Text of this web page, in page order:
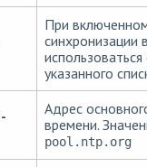
При
синхронизации
указанного
Адрес
времени.
pool.ntp.org